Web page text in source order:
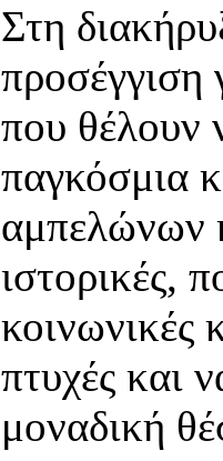
Στη
προσέγγιση
που θέλουν
παγκόσμια
αμπελώνων
ιστορικές,
κοινωνικές
πτυχές και
μοναδική